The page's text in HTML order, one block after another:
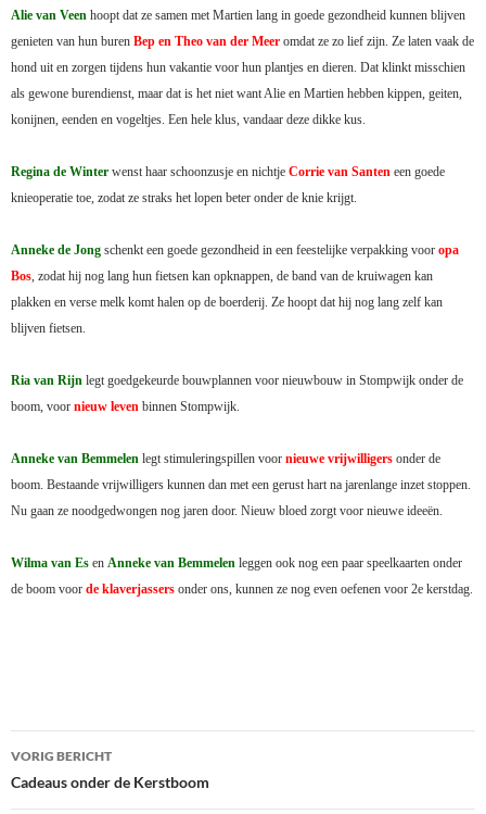
Alie van Veen hoopt dat ze samen met Martien lang in goede gezondheid kunnen blijven
genieten van hun buren Bep en Theo van der Meer omdat ze zo lief zijn. Ze laten vaak de
hond uit en zorgen tijdens hun vakantie voor hun plantjes en dieren. Dat klinkt misschien
als gewone burendienst, maar dat is het niet want Alie en Martien hebben kippen, geiten,
konijnen, eenden en vogeltjes. Een hele klus, vandaar deze dikke kus.
Regina de Winter wenst haar schoonzusje en nichtje Corrie van Santen een goede
knieoperatie toe, zodat ze straks het lopen beter onder de knie krijgt.
Anneke de Jong schenkt een goede gezondheid in een feestelijke verpakking voor opa
Bos, zodat hij nog lang hun fietsen kan opknappen, de band van de kruiwagen kan
plakken en verse melk komt halen op de boerderij. Ze hoopt dathij nog lang zelf kan
blijven fietsen.
Ria van Rijn legt goedgekeurde bouwplannen voor nieuwbouw in Stompwijk onder de
boom, voor nieuw leven binnen Stompwijk.
Anneke van Bemmelen legt stimuleringspillen voor nieuwe vrijwilligers onder de
boom. Bestaande vrijwilligers kunnen dan met een gerust hart na jarenlange inzet stoppen.
Nu gaan ze noodgedwongen nog jaren door. Nieuw bloed zorgt voor nieuwe ideeën.
Wilma van Es en Anneke van Bemmelen leggen ook nog een paar speelkaarten onder
de boom voor de klaverjassers onder ons, kunnen ze nog even oefenen voor 2e kerstdag.
Bericht
navigatie
VORIG BERICHT
Cadeaus onder de Kerstboom